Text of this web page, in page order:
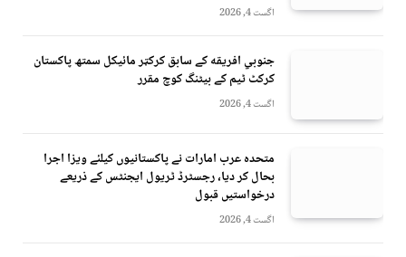
اگست 4, 2026
جنوبي افريقه کے سابق کرکټر مائیکل سمتھ پاکستان
کرکٹ ٹیم کے بیٹنگ کوچ مقرر
اگست 4, 2026
متحدہ عرب امارات نے پاکستانیوں کیلئے ویزا اجرا
بحال کر دیا، رجسٹرڈ ٹریول ایجنٹس کے ذریعے
درخواستیں قبول
اگست 4, 2026